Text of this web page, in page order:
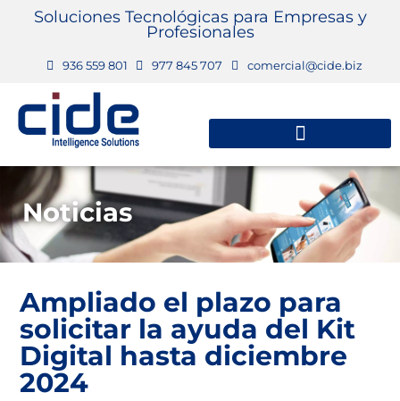
Soluciones Tecnológicas para Empresas y
Profesionales
936 559 801 977 845 707 comercial@cide.biz
Noticias
Ampliado el plazo para
solicitar la ayuda del Kit
Digital hasta diciembre
2024